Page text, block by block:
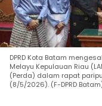
DPRD Kota Batam
Melayu Kepulauan Riau
(Perda) dalam rapat
(8/5/2026). (F-DPRD